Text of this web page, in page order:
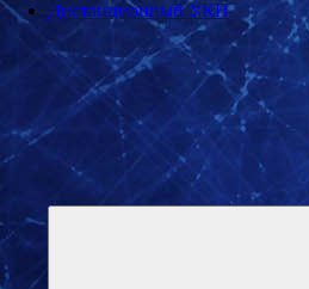
Дистанционный УКП